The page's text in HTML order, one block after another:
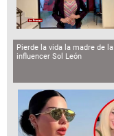
Pierde la vida la madre de la
influencer Sol León